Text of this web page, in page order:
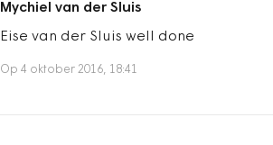
Mychiel van der Sluis
Eise van der Sluis well done
Op 4 oktober 2016, 18:41